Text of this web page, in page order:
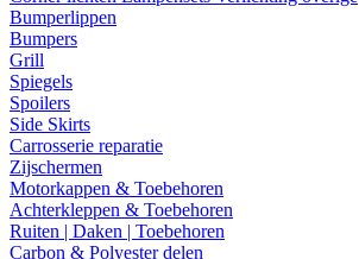
Bumperlippen
Bumpers
Grill
Spiegels
Spoilers
Side Skirts
Carrosserie reparatie
Zijschermen
Motorkappen & Toebehoren
Achterkleppen & Toebehoren
Ruiten | Daken | Toebehoren
Carbon & Polyester delen